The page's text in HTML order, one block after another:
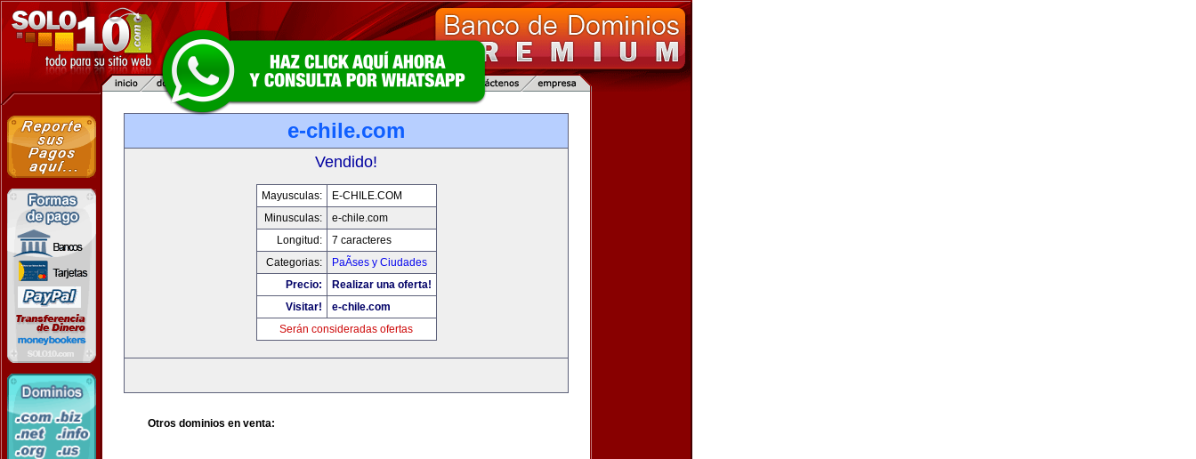
e-chile.com
Vendido!
Mayusculas:
E-CHILE.COM
Minusculas:
e-chile.com
Longitud:
7 caracteres
Categorias:
PaÃ­ses y Ciudades
Precio:
Realizar una oferta!
Visitar!
e-chile.com
Serán consideradas ofertas
Otros dominios en venta: